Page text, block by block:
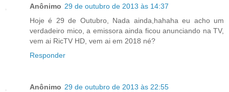
Anônimo 29 de outubro de 2013 às 14:37
Hoje é 29 de Outubro, Nada ainda,hahaha eu acho um
verdadeiro mico, a emissora ainda ficou anunciando na TV,
vem ai RicTV HD, vem ai em 2018 né?
Responder
Anônimo 29 de outubro de 2013 às 22:55